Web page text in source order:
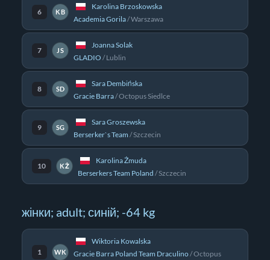
6 KB
Karolina Brzoskowska
Academia Gorila/Warszawa
7 JS
Joanna Solak
GLADIO /Lublin
8 SD
Sara Dembińska
Gracie Barra/Octopus Siedlce
9 SG
Sara Groszewska
Berserker`s Team /Szczecin
10 KŻ
Karolina Żmuda
Berserkers Team Poland /Szczecin
жінки; adult; синій; -64 kg
1 WK
Wiktoria Kowalska
Gracie Barra Poland Team Draculino/Octopus